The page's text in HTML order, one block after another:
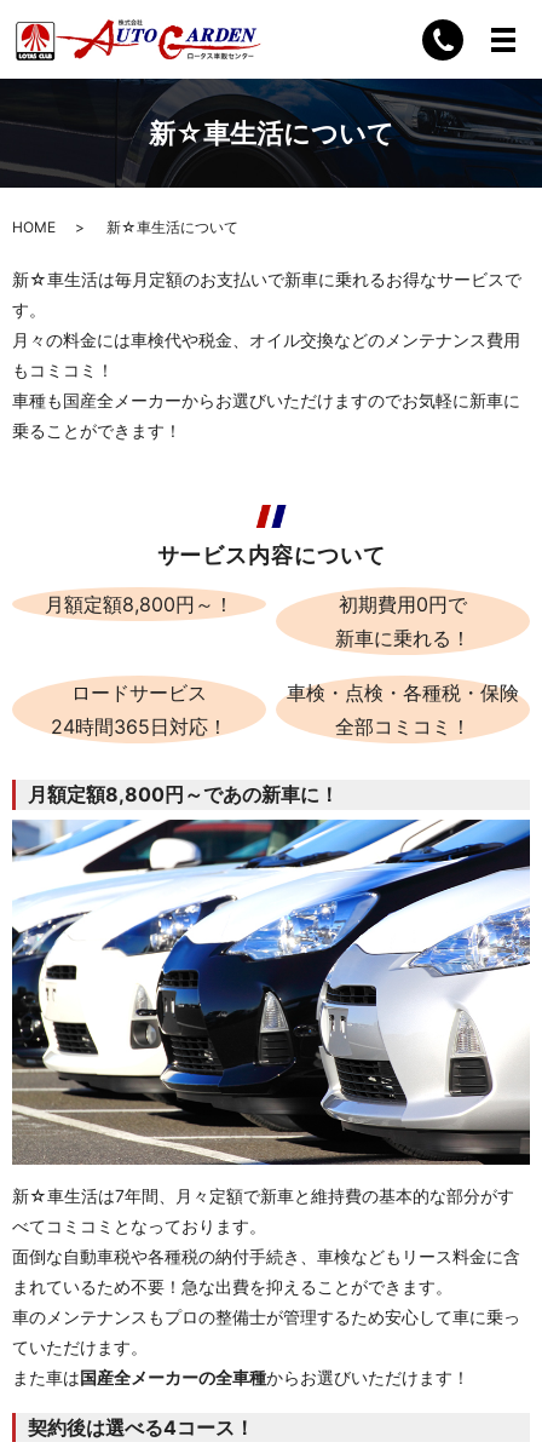
新☆車生活について
HOME 新☆車生活について
新☆車生活は毎月定額のお支払いで新車に乗れるお得なサービスで
す。
月々の料金には車検代や税金、オイル交換などのメンテナンス費用
もコミコミ！
車種も国産全メーカーからお選びいただけますのでお気軽に新車に
乗ることができます！
サービス内容について
月額定額8,800円～！
初期費用0円で
新車に乗れる！
ロードサービス
24時間365日対応！
車検・点検・各種税・保険
全部コミコミ！
月額定額8,800円～であの新車に！
新☆車生活は7年間、月々定額で新車と維持費の基本的な部分がす
べてコミコミとなっております。
面倒な自動車税や各種税の納付手続き、車検などもリース料金に含
まれているため不要！急な出費を抑えることができます。
車のメンテナンスもプロの整備士が管理するため安心して車に乗っ
ていただけます。
また車は国産全メーカーの全車種からお選びいただけます！
契約後は選べる4コース！